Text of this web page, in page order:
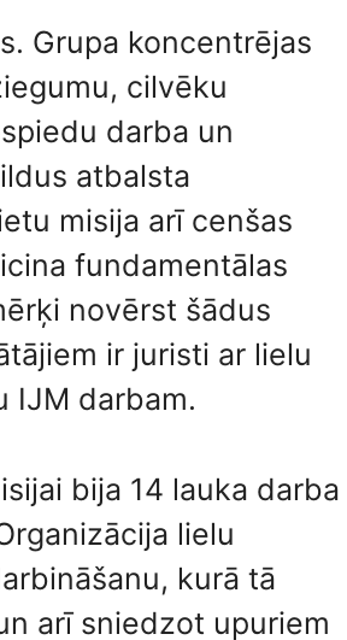
Grupa koncentrējas
cilvēku
darba un
atbalsta
misija arī cenšas
fundamentālas
novērst šādus
ir juristi ar lielu
IJM darbam.
bija 14 lauka darba
lielu
kurā tā
arī sniedzot upuriem